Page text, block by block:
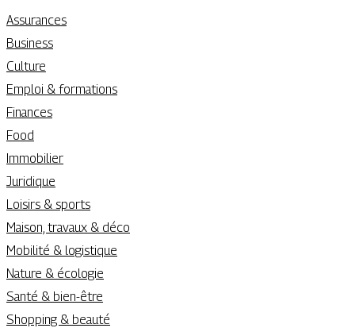
Assurances
Business
Culture
Emploi & formations
Finances
Food
Immobilier
Juridique
Loisirs & sports
Maison, travaux & déco
Mobilité & logistique
Nature & écologie
Santé & bien-être
Shopping & beauté